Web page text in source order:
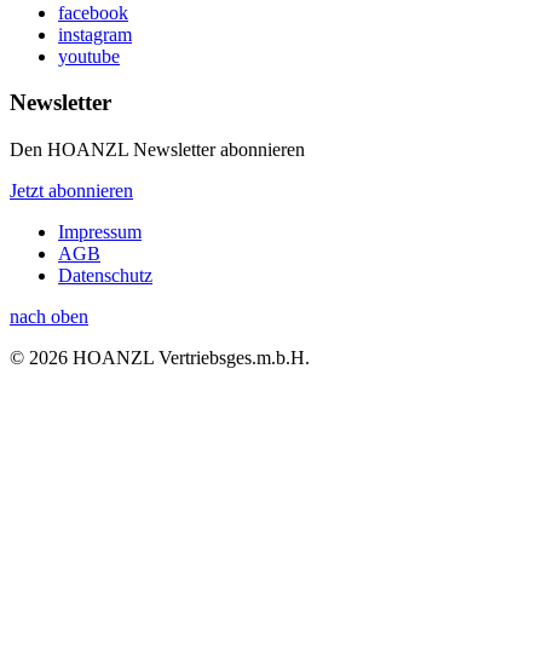
facebook
instagram
youtube
Newsletter
Den HOANZL Newsletter abonnieren
Jetzt abonnieren
Impressum
AGB
Datenschutz
nach oben
© 2026 HOANZL Vertriebsges.m.b.H.